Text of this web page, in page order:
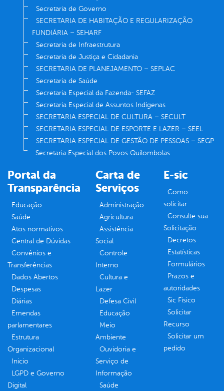
Secretaria de Governo
SECRETARIA DE HABITAÇÃO E REGULARIZAÇÃO
FUNDIÁRIA – SEHARF
Secretaria de Infraestrutura
Secretaria de Justiça e Cidadania
SECRETARIA DE PLANEJAMENTO – SEPLAC
Secretaria de Saúde
Secretaria Especial da Fazenda- SEFAZ
Secretaria Especial de Assuntos Indígenas
SECRETARIA ESPECIAL DE CULTURA – SECULT
SECRETARIA ESPECIAL DE ESPORTE E LAZER – SEEL
SECRETARIA ESPECIAL DE GESTÃO DE PESSOAS – SEGP
Secretaria Especial dos Povos Quilombolas
Portal da
Transparência
Educação
Saúde
Atos normativos
Central de Dúvidas
Convênios e
Transferências
Dados Abertos
Despesas
Diárias
Emendas
parlamentares
Estrutura
Organizacional
Inicio
LGPD e Governo
Digital
Carta de
Serviços
Administração
Agricultura
Assistência
Social
Controle
Interno
Cultura e
Lazer
Defesa Civil
Educação
Meio
Ambiente
Ouvidoria e
Serviço de
Informação
Saúde
E-sic
Como
solicitar
Consulte sua
Solicitação
Decretos
Estatísticas
Formulários
Prazos e
autoridades
Sic Físico
Solicitar
Recurso
Solicitar um
pedido